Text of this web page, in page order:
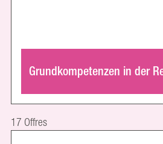
Grundkompetenzen in der
17 Offres